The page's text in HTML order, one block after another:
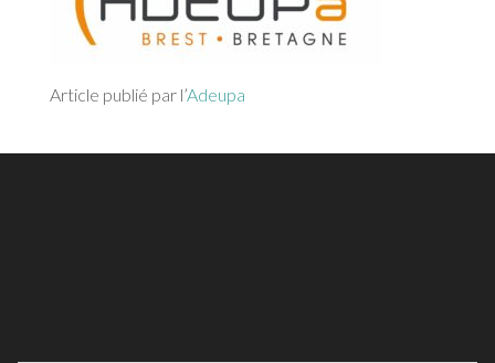
Article publié par l’Adeupa